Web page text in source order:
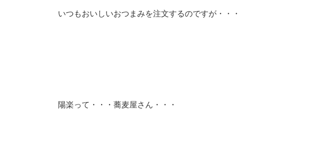
いつもおいしいおつまみを注文するのですが・・・
陽楽って・・・蕎麦屋さん・・・